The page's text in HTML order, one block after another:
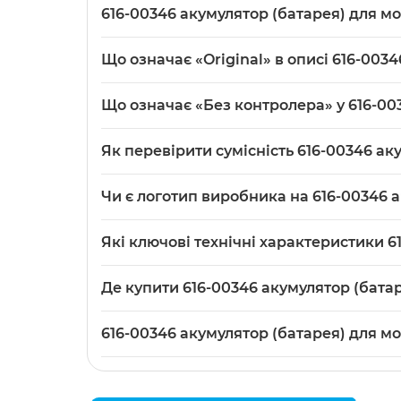
616-00346 акумулятор (батарея) для
вбудованого контролера (no IC). Якість
телефонах у категорії «Акумулятори для
Що означає «Original» в описі 616-
трохи відрізняється від оригінальних
Що означає «Без контролера» у 616-
керування зарядом виконує електроніка
Як перевірити сумісність 616-00346
00346 — акумулятор «Без контролера»,
Чи є логотип виробника на 616-00346
категорії «Акумулятори для телефонів» без
Які ключові технічні характеристики
контролера). Виробник вказаний як «
Де купити 616-00346 акумулятор
для телефонів.
616-00346 акумулятор (батарея) для